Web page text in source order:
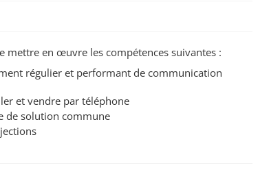
mettre en œuvre les compétences suivantes :
régulier et performant de communication
et vendre par téléphone
de solution commune